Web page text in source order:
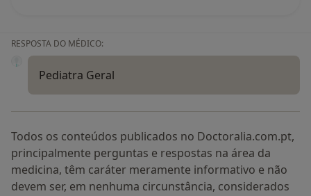
RESPOSTA DO MÉDICO:
Pediatra Geral
Todos os conteúdos publicados no Doctoralia.com.pt,
principalmente perguntas e respostas na área da
medicina, têm caráter meramente informativo e não
devem ser, em nenhuma circunstância, considerados